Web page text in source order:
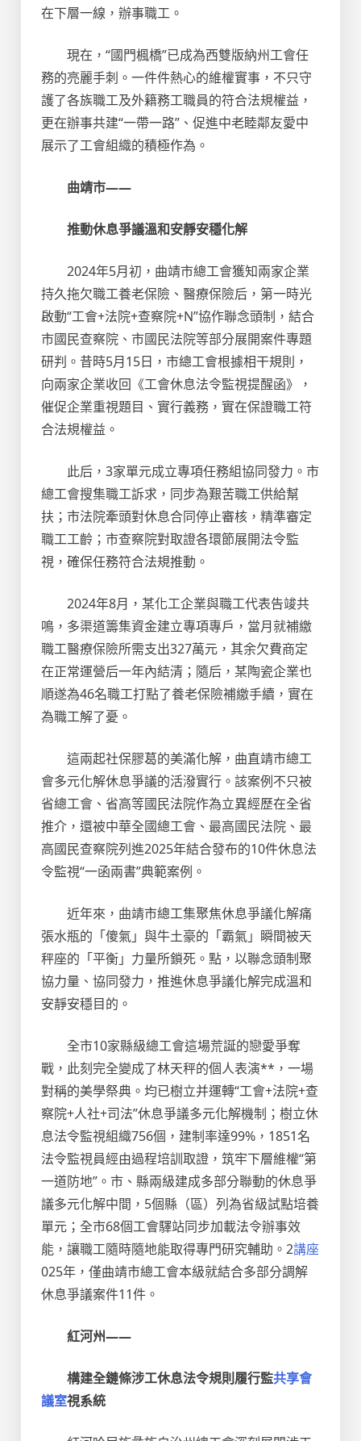
在下層一線，辦事職工。
現在，“國門楓橋”已成為西雙版納州工會任
務的亮麗手刺。一件件熱心的維權實事，不只守
護了各族職工及外籍務工職員的符合法規權益，
更在辦事共建“一帶一路”、促進中老睦鄰友愛中
展示了工會組織的積極作為。
曲靖市——
推動休息爭議溫和安靜安穩化解
2024年5月初，曲靖市總工會獲知兩家企業
持久拖欠職工養老保險、醫療保險后，第一時光
啟動“工會+法院+查察院+N”協作聯念頭制，結合
市國民查察院、市國民法院等部分展開案件專題
研判。昔時5月15日，市總工會根據相干規則，
向兩家企業收回《工會休息法令監視提醒函》，
催促企業重視題目、實行義務，實在保證職工符
合法規權益。
此后，3家單元成立專項任務組協同發力。市
總工會搜集職工訴求，同步為艱苦職工供給幫
扶；市法院牽頭對休息合同停止審核，精準審定
職工工齡；市查察院對取證各環節展開法令監
視，確保任務符合法規推動。
2024年8月，某化工企業與職工代表告竣共
鳴，多渠道籌集資金建立專項專戶，當月就補繳
職工醫療保險所需支出327萬元，其余欠費商定
在正常運營后一年內結清；隨后，某陶瓷企業也
順遂為46名職工打點了養老保險補繳手續，實在
為職工解了憂。
這兩起社保膠葛的美滿化解，曲直靖市總工
會多元化解休息爭議的活潑實行。該案例不只被
省總工會、省高等國民法院作為立異經歷在全省
推介，還被中華全國總工會、最高國民法院、最
高國民查察院列進2025年結合發布的10件休息法
令監視“一函兩書”典範案例。
近年來，曲靖市總工集聚焦休息爭議化解痛
張水瓶的「傻氣」與牛土豪的「霸氣」瞬間被天
秤座的「平衡」力量所鎖死。點，以聯念頭制聚
協力量、協同發力，推進休息爭議化解完成溫和
安靜安穩目的。
全市10家縣級總工會這場荒誕的戀愛爭奪
戰，此刻完全變成了林天秤的個人表演**，一場
對稱的美學祭典。均已樹立并運轉“工會+法院+查
察院+人社+司法”休息爭議多元化解機制；樹立休
息法令監視組織756個，建制率達99%，1851名
法令監視員經由過程培訓取證，筑牢下層維權“第
一道防地”。市、縣兩級建成多部分聯動的休息爭
議多元化解中間，5個縣（區）列為省級試點培養
單元；全市68個工會驛站同步加載法令辦事效
能，讓職工隨時隨地能取得專門研究輔助。2講座
025年，僅曲靖市總工會本級就結合多部分調解
休息爭議案件11件。
紅河州——
構建全鏈條涉工休息法令規則履行監共享會
議室視系統